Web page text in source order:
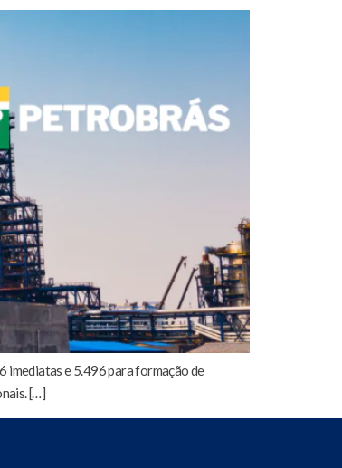
imediatas e 5.496 para formação de
[…]